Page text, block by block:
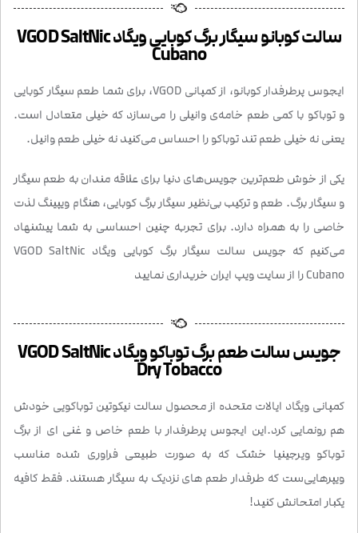
سالت کوبانو سیگار برگ کوبایی ویگاد VGOD SaltNic
Cubano
ایجوس پرطرفدار کوبانو، از کمپانی VGOD، برای شما طعم سیگار کوبایی
و توباکو با کمی طعم خامه‌ی وانیلی را می‌سازد که خیلی متعادل است.
یعنی نه خیلی طعم تند توباکو را احساس می‌کنید نه خیلی طعم وانیل.
یکی از خوش طعم‌ترین جویس‌های دنیا برای علاقه مندان به طعم سیگار
و سیگار برگ. طعم و ترکیب بی‌نظیر سیگار برگ کوبایی، هنگام ویپینگ لذت
خاصی را به همراه دارد. برای تجربه چنین احساسی به شما پیشنهاد
می‌کنیم که جویس سالت سیگار برگ کوبایی ویگاد VGOD SaltNic
Cubano را از سایت ویپ ایران خریداری نمایید
جویس سالت طعم برگ توباکو ویگاد VGOD SaltNic
Dry Tobacco
کمپانی ویگاد ایالات متحده از محصول سالت نیکوتین توباکویی خودش
هم رونمایی کرد.این ایجوس پرطرفدار با طعم خاص و غنی ای از برگ
توباکو ویرجینیا خشک که به صورت طبیعی فراوری شده مناسب
ویپرهایی‌ست که طرفدار طعم های نزدیک به سیگار هستند. فقط کافیه
یکبار امتحانش کنید!